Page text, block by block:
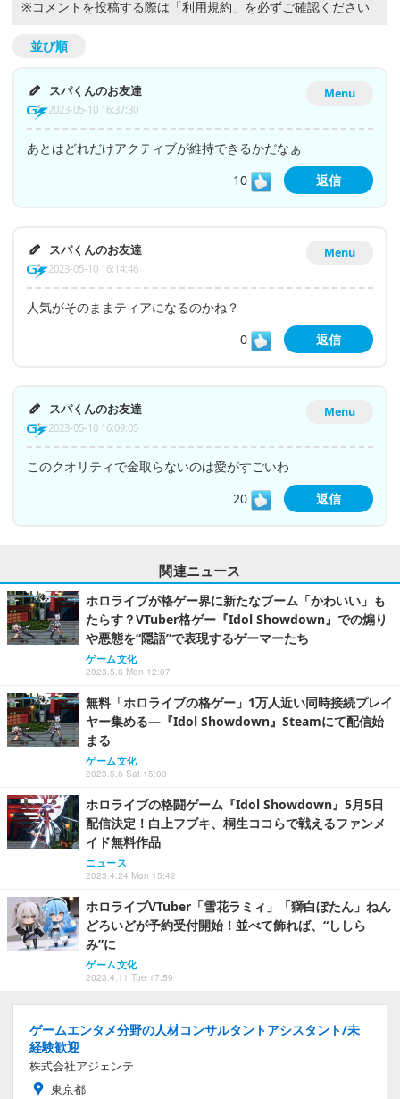
※コメントを投稿する際は 「利用規約」 を必ずご確認ください
並び順
Menu
スパくんのお友達
2023-05-10 16:37:30
あとはどれだけアクティブが維持できるかだなぁ
10
返信
Menu
スパくんのお友達
2023-05-10 16:14:46
人気がそのままティアになるのかね？
0
返信
Menu
スパくんのお友達
2023-05-10 16:09:05
このクオリティで金取らないのは愛がすごいわ
20
返信
関連ニュース
ホロライブが格ゲー界に新たなブーム「かわいい」も
たらす？VTuber格ゲー『Idol Showdown』での煽り
や悪態を“隠語”で表現するゲーマーたち
ゲーム文化
2023.5.8 Mon 12:07
無料「ホロライブの格ゲー」1万人近い同時接続プレイ
ヤー集める―『Idol Showdown』Steamにて配信始
まる
ゲーム文化
2023.5.6 Sat 15:00
ホロライブの格闘ゲーム『Idol Showdown』5月5日
配信決定！白上フブキ、桐生ココらで戦えるファンメ
イド無料作品
ニュース
2023.4.24 Mon 15:42
ホロライブVTuber「雪花ラミィ」「獅白ぼたん」ねん
どろいどが予約受付開始！並べて飾れば、“ししら
み”に
ゲーム文化
2023.4.11 Tue 17:59
ゲームエンタメ分野の人材コンサルタントアシスタント/未
経験歓迎
株式会社アジェンテ
東京都